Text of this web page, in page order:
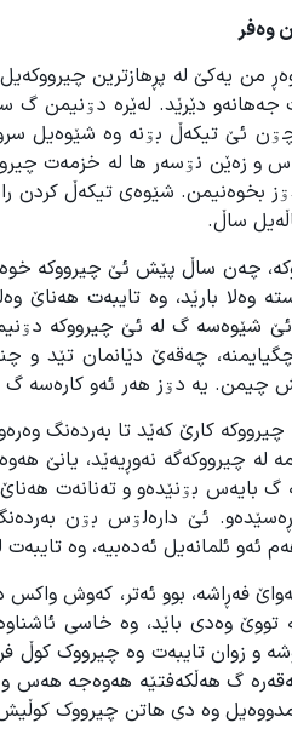
وەفر
من یەکێ لە پڕهازترین
جەهانەو دێرێد. لەێرە دۊنیمن
ئێ تیکەڵ بۊنە وە شێوەیل
و زەێن نۊسەر ها لە خزمەت
بخوەنیمن. شێوەی تیکەڵ کردن
ساڵ.
چەن ساڵ پێش ئێ چیرووکە
وەلا بارێد، وە تایبەت هەناێ
شێوەسە گ لە ئێ چیرووکە
چەقەێ دێانمان تێد
چیمن. یە دۊز هەر ئەو کارەسە گ
کارێ کەێد تا بەردەنگ
چیرووکەگە نەوڕیەێد، یانێ
گ بایەس بۊنێدەو و تەنانەت
ئێ دارەلۊس بۊن
ئەو ئلمانەیل ئەدەبیە، وە
فەڕاشە، بوو ئەتر، کەوش
تووێ وەدی باێد، وە خاسی
و زوان تایبەت وە چیرووک کوڵ
گ هەڵکەفتێە هەوەجە
مدووەیل وە دی هاتن چیرووک